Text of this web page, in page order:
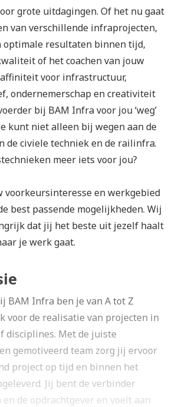
grote uitdagingen. Of het nu gaat
van verschillende infraprojecten,
optimale resultaten binnen tijd,
of het coachen van jouw
voor infrastructuur,
ondernemerschap en creativiteit
bij BAM Infra voor jou ‘weg’
kunt niet alleen bij wegen aan de
de civiele techniek en de railinfra.
meer iets voor jou?
voorkeursinteresse en werkgebied
best passende mogelijkheden. Wij
dat jij het beste uit jezelf haalt
je werk gaat.
BAM Infra ben je van A tot Z
voor de realisatie van projecten in
disciplines. Met de juiste
gemotiveerd team zorg jij ervoor
project op tijd en binnen het
Jij bent de verbinder
de opdrachtgever en voelt aan